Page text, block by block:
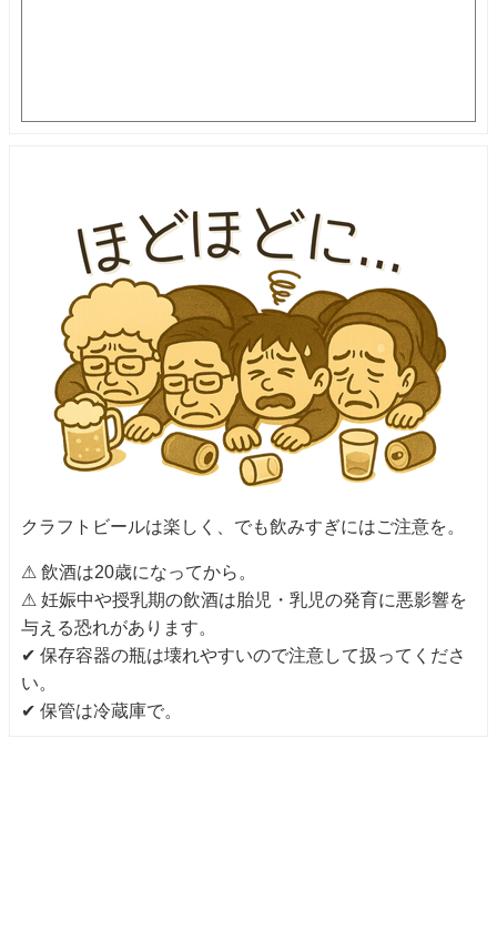
クラフトビールは楽しく、でも飲みすぎにはご注意を。
⚠ 飲酒は20歳になってから。
⚠ 妊娠中や授乳期の飲酒は胎児・乳児の発育に悪影響を
与える恐れがあります。
✔ 保存容器の瓶は壊れやすいので注意して扱ってくださ
い。
✔ 保管は冷蔵庫で。